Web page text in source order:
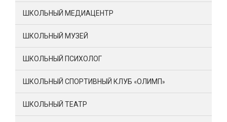
ШКОЛЬНЫЙ МЕДИАЦЕНТР
ШКОЛЬНЫЙ МУЗЕЙ
ШКОЛЬНЫЙ ПСИХОЛОГ
ШКОЛЬНЫЙ СПОРТИВНЫЙ КЛУБ «ОЛИМП»
ШКОЛЬНЫЙ ТЕАТР